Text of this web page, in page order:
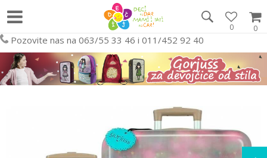
0
0
Pozovite nas na 063/55 33 46 i 011/452 92 40